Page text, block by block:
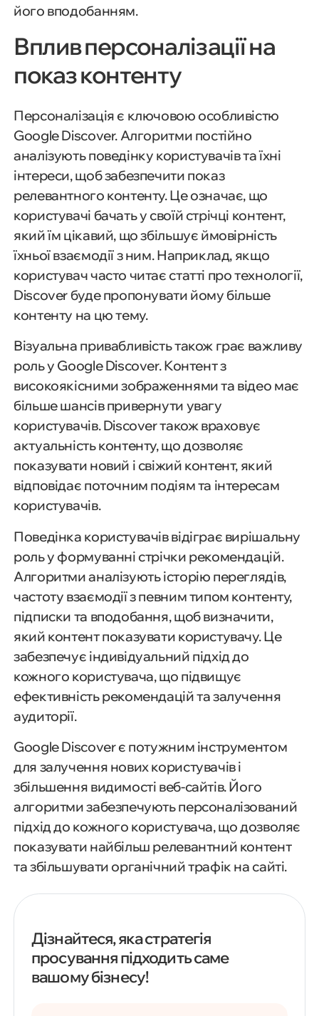
його вподобанням.
Вплив персоналізації на
показ контенту
Персоналізація є ключовою особливістю
Google Discover. Алгоритми постійно
аналізують поведінку користувачів та їхні
інтереси, щоб забезпечити показ
релевантного контенту. Це означає, що
користувачі бачать у своїй стрічці контент,
який їм цікавий, що збільшує ймовірність
їхньої взаємодії з ним. Наприклад, якщо
користувач часто читає статті про технології,
Discover буде пропонувати йому більше
контенту на цю тему.
Візуальна привабливість також грає важливу
роль у Google Discover. Контент з
високоякісними зображеннями та відео має
більше шансів привернути увагу
користувачів. Discover також враховує
актуальність контенту, що дозволяє
показувати новий і свіжий контент, який
відповідає поточним подіям та інтересам
користувачів.
Поведінка користувачів відіграє вирішальну
роль у формуванні стрічки рекомендацій.
Алгоритми аналізують історію переглядів,
частоту взаємодії з певним типом контенту,
підписки та вподобання, щоб визначити,
який контент показувати користувачу. Це
забезпечує індивідуальний підхід до
кожного користувача, що підвищує
ефективність рекомендацій та залучення
аудиторії.
Google Discover є потужним інструментом
для залучення нових користувачів і
збільшення видимості веб-сайтів. Його
алгоритми забезпечують персоналізований
підхід до кожного користувача, що дозволяє
показувати найбільш релевантний контент
та збільшувати органічний трафік на сайті.
Дізнайтеся, яка стратегія
просування підходить саме
вашому бізнесу!